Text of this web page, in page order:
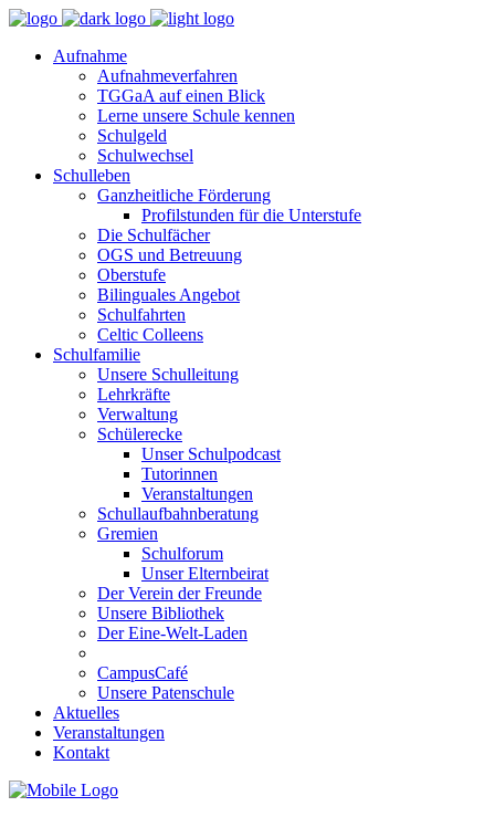
Aufnahme
Aufnahmeverfahren
TGGaA auf einen Blick
Lerne unsere Schule kennen
Schulgeld
Schulwechsel
Schulleben
Ganzheitliche Förderung
Profilstunden für die Unterstufe
Die Schulfächer
OGS und Betreuung
Oberstufe
Bilinguales Angebot
Schulfahrten
Celtic Colleens
Schulfamilie
Unsere Schulleitung
Lehrkräfte
Verwaltung
Schülerecke
Unser Schulpodcast
Tutorinnen
Veranstaltungen
Schullaufbahnberatung
Gremien
Schulforum
Unser Elternbeirat
Der Verein der Freunde
Unsere Bibliothek
Der Eine-Welt-Laden
CampusCafé
Unsere Patenschule
Aktuelles
Veranstaltungen
Kontakt